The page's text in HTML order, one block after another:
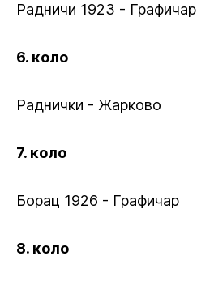
Радничи 1923 - Графичар
6. коло
Раднички - Жарково
7. коло
Борац 1926 - Графичар
8. коло